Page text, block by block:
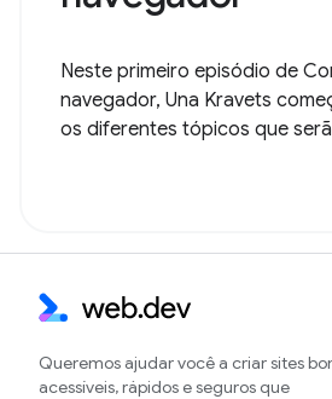
Neste primeiro episódio de
navegador, Una Kravets
os diferentes tópicos que
Queremos ajudar você a criar sites
acessíveis, rápidos e seguros que